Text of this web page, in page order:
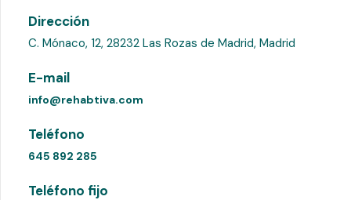
Dirección
C. Mónaco, 12, 28232 Las Rozas de Madrid, Madrid
E-mail
info@rehabtiva.com
Teléfono
645 892 285
Teléfono fijo